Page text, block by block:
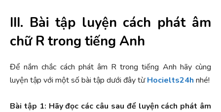
III. Bài tập luyện cách phát âm
chữ R trong tiếng Anh
Để nắm chắc cách phát âm R trong tiếng Anh hãy cùng
luyện tập với một số bài tập dưới đây từ Hocielts24h nhé!
Bài tập 1: Hãy đọc các câu sau để luyện cách phát âm